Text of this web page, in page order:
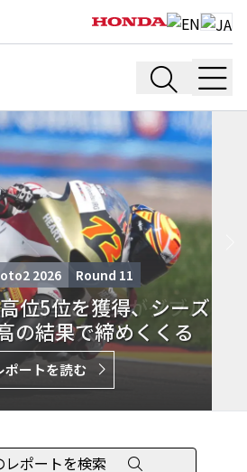
2026 Round 11
、古里とアジがダブル
ップ10入り
ポートを読む
レポートを検索